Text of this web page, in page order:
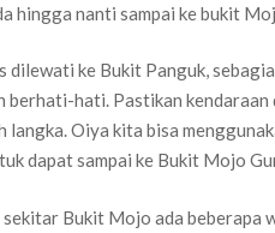
hingga nanti sampai ke bukit
dilewati ke Bukit Panguk,
berhati-hati. Pastikan kendaraan
langka. Oiya kita bisa
dapat sampai ke Bukit Mojo
Bukit Mojo ada beberapa